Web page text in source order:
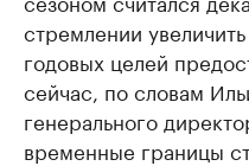
стремлении
годовых целей
сейчас, по словам
генерального
временные границы